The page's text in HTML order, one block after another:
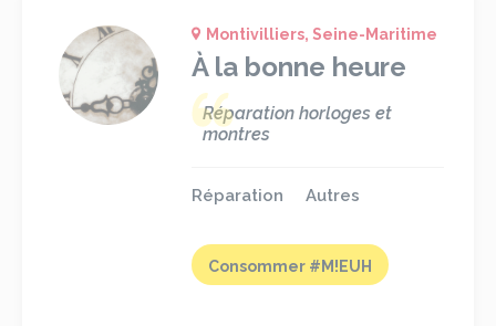
Montivilliers, Seine-Maritime
À la bonne heure
Réparation horloges et
montres
Réparation Autres
Consommer #M!EUH